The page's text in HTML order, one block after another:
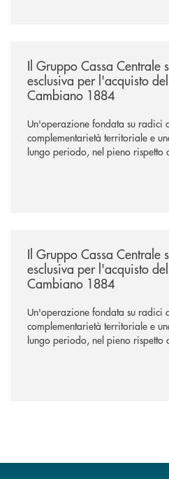
Il Gruppo Cassa Centrale
esclusiva per l'acquisto
Cambiano 1884
Un'operazione fondata su radici
complementarietà territoriale e
lungo periodo, nel pieno rispetto
negoziazione esclusiva per la
Il Gruppo Cassa Centrale
esclusiva per l'acquisto
Cambiano 1884
Un'operazione fondata su radici
complementarietà territoriale e
lungo periodo, nel pieno rispetto
negoziazione esclusiva per la